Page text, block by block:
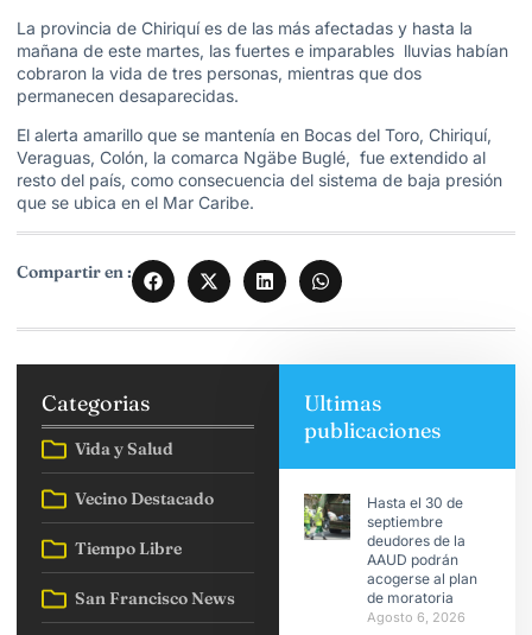
La provincia de Chiriquí es de las más afectadas y hasta la
mañana de este martes, las fuertes e imparables lluvias habían
cobraron la vida de tres personas, mientras que dos
permanecen desaparecidas.
El alerta amarillo que se mantenía en Bocas del Toro, Chiriquí,
Veraguas, Colón, la comarca Ngäbe Buglé, fue extendido al
resto del país, como consecuencia del sistema de baja presión
que se ubica en el Mar Caribe.
Compartir en :
Categorias
Vida y Salud
Vecino Destacado
Tiempo Libre
San Francisco News
Ultimas
publicaciones
Hasta el 30 de
septiembre
deudores de la
AAUD podrán
acogerse al plan
de moratoria
Agosto 6, 2026